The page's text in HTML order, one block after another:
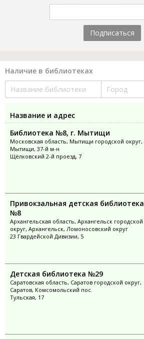
Подписаться
Наличие в библиотеках
Название и адрес
Библиотека №8, г. Мытищи
Московская область, Мытищи городской округ,
Мытищи, 37-й м-н
Щёлковский 2-й проезд, 7
Привокзальная детская библиотека
№8
Архангельская область, Архангельск городской
округ, Архангельск, Ломоносовский округ
23 Гвардейской Дивизии, 5
Детская библиотека №29
Саратовская область, Саратов городской округ,
Саратов, Комсомольский пос.
Тульская, 17